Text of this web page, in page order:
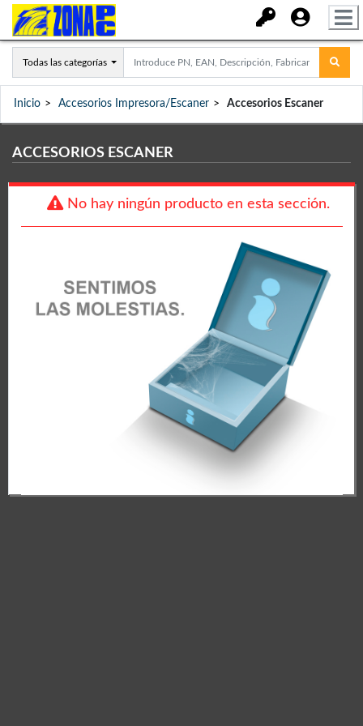
Todas las categorías
Inicio Accesorios Impresora/Escaner Accesorios Escaner
ACCESORIOS ESCANER
No hay ningún producto en esta sección.